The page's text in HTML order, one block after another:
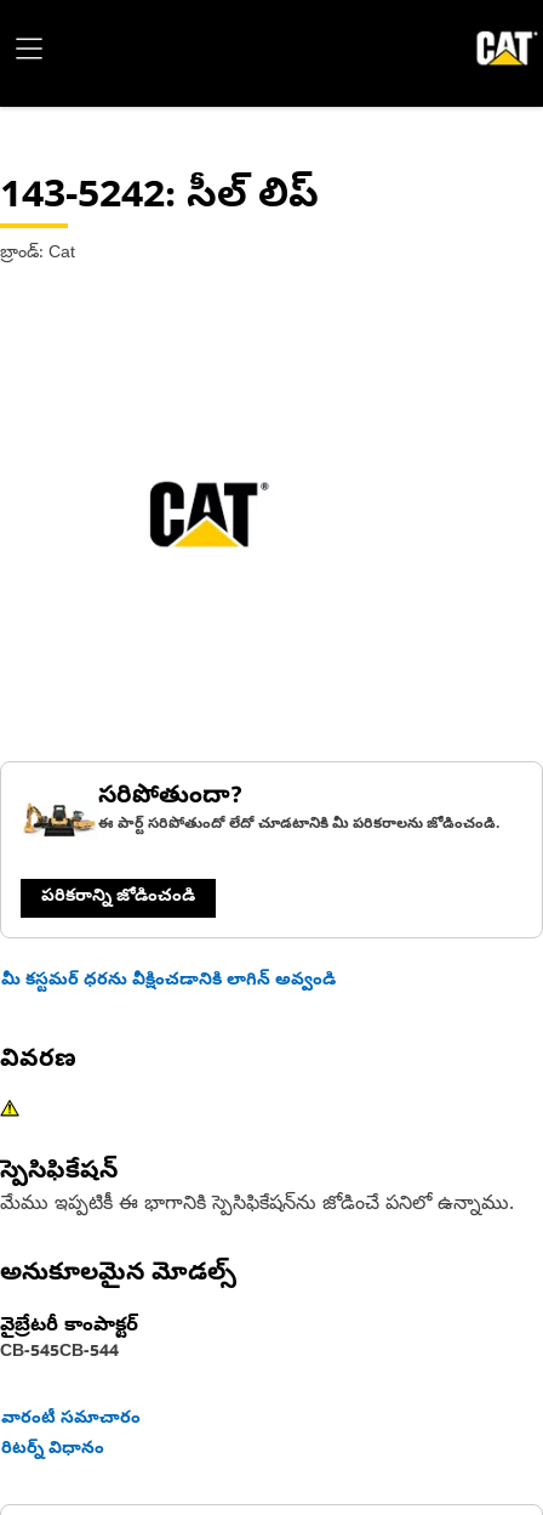
143-5242: సీల్ లిప్
బ్రాండ్: Cat
సరిపోతుందా?
ఈ పార్ట్ సరిపోతుందో లేదో చూడటానికి మీ పరికరాలను జోడించండి.
పరికరాన్ని జోడించండి
మీ కస్టమర్ ధరను వీక్షించడానికి లాగిన్ అవ్వండి
వివరణ
స్పెసిఫికేషన్
మేము ఇప్పటికీ ఈ భాగానికి స్పెసిఫికేషన్‌ను జోడించే పనిలో ఉన్నాము.
అనుకూలమైన మోడల్స్
వైబ్రేటరీ కాంపాక్టర్
CB-545CB-544
వారంటీ సమాచారం
రిటర్న్ విధానం